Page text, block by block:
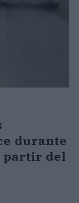
durante
partir del